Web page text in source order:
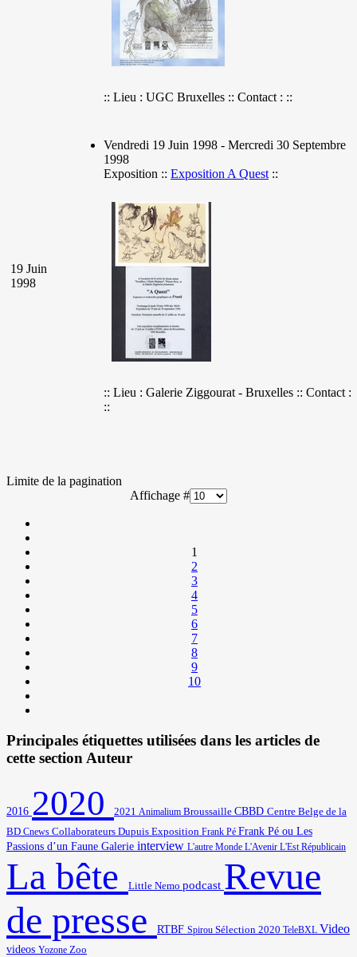
:: Lieu : UGC Bruxelles :: Contact : ::
19 Juin
1998
Vendredi 19 Juin 1998 - Mercredi 30 Septembre
1998
Exposition :: Exposition A Quest ::
:: Lieu : Galerie Ziggourat - Bruxelles :: Contact :
::
Limite de la pagination
Affichage #
1
2
3
4
5
6
7
8
9
10
Principales étiquettes utilisées dans les articles de
cette section Auteur
2016 2020 2021 Animalium Broussaille CBBD Centre Belge de la
BD Cnews Collaborateurs Dupuis Exposition Frank Pé Frank Pé ou Les
Passions d’un Faune Galerie interview L'autre Monde L'Avenir L'Est Républicain
La bête Little Nemo podcast Revue
de presse
RTBF Spirou Sélection 2020 TeleBXL Video
videos Yozone Zoo